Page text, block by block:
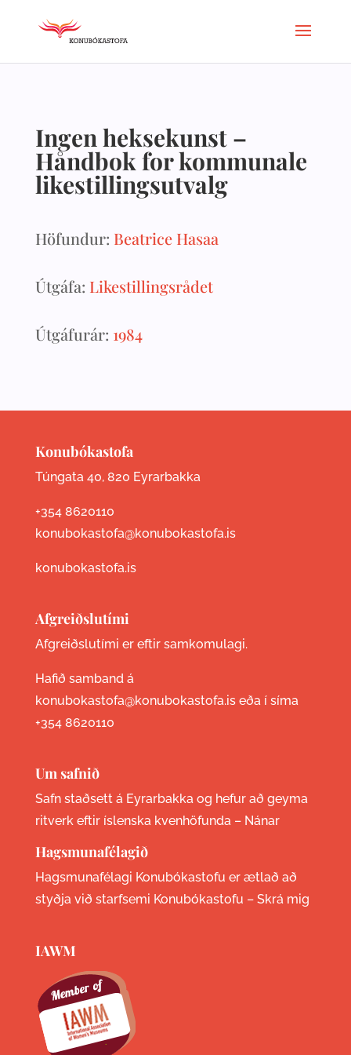
Ingen heksekunst –
Håndbok for kommunale
likestillingsutvalg
Höfundur: Beatrice Hasaa
Útgáfa: Likestillingsrådet
Útgáfurár: 1984
Konubókastofa
Túngata 40, 820 Eyrarbakka
+354 8620110
konubokastofa@konubokastofa.is
konubokastofa.is
Afgreiðslutími
Afgreiðslutími er eftir samkomulagi.
Hafið samband á
konubokastofa@konubokastofa.is eða í síma
+354 8620110
Um safnið
Safn staðsett á Eyrarbakka og hefur að geyma
ritverk eftir íslenska kvenhöfunda – Nánar
Hagsmunafélagið
Hagsmunafélagi Konubókastofu er ætlað að
styðja við starfsemi Konubókastofu – Skrá mig
IAWM